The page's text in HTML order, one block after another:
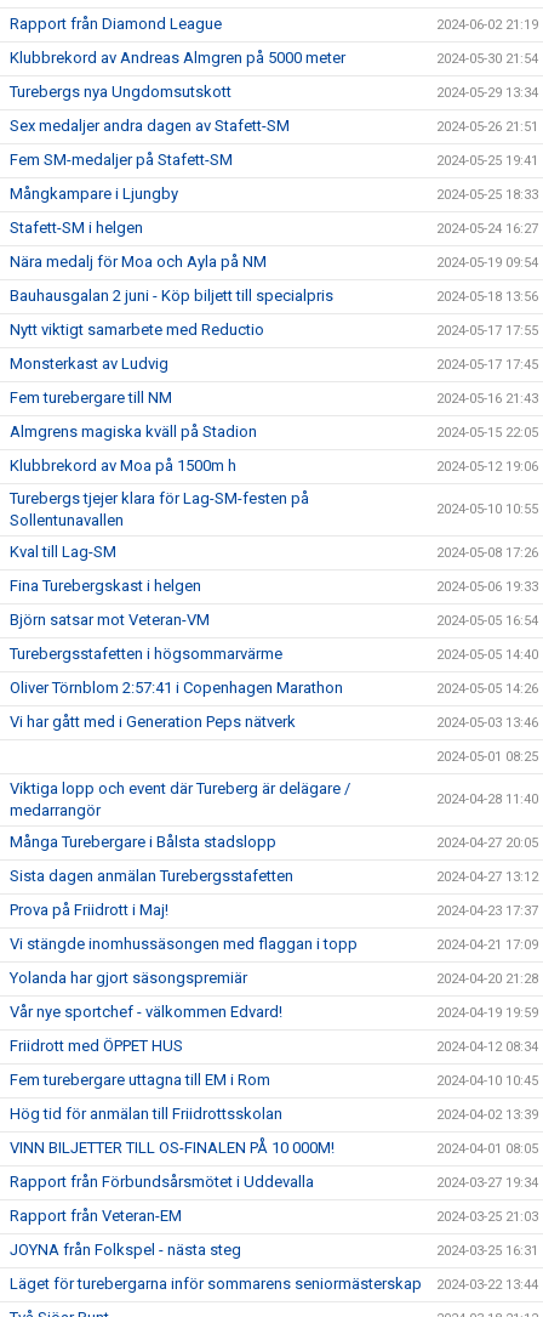
Rapport från Diamond League 2024-06-02 21:19
Klubbrekord av Andreas Almgren på 5000 meter 2024-05-30 21:54
Turebergs nya Ungdomsutskott 2024-05-29 13:34
Sex medaljer andra dagen av Stafett-SM 2024-05-26 21:51
Fem SM-medaljer på Stafett-SM 2024-05-25 19:41
Mångkampare i Ljungby 2024-05-25 18:33
Stafett-SM i helgen 2024-05-24 16:27
Nära medalj för Moa och Ayla på NM 2024-05-19 09:54
Bauhausgalan 2 juni - Köp biljett till specialpris 2024-05-18 13:56
Nytt viktigt samarbete med Reductio 2024-05-17 17:55
Monsterkast av Ludvig 2024-05-17 17:45
Fem turebergare till NM 2024-05-16 21:43
Almgrens magiska kväll på Stadion 2024-05-15 22:05
Klubbrekord av Moa på 1500m h 2024-05-12 19:06
Turebergs tjejer klara för Lag-SM-festen på
Sollentunavallen
2024-05-10 10:55
Kval till Lag-SM 2024-05-08 17:26
Fina Turebergskast i helgen 2024-05-06 19:33
Björn satsar mot Veteran-VM 2024-05-05 16:54
Turebergsstafetten i högsommarvärme 2024-05-05 14:40
Oliver Törnblom 2:57:41 i Copenhagen Marathon 2024-05-05 14:26
Vi har gått med i Generation Peps nätverk 2024-05-03 13:46
2024-05-01 08:25
Viktiga lopp och event där Tureberg är delägare /
medarrangör
2024-04-28 11:40
Många Turebergare i Bålsta stadslopp 2024-04-27 20:05
Sista dagen anmälan Turebergsstafetten 2024-04-27 13:12
Prova på Friidrott i Maj! 2024-04-23 17:37
Vi stängde inomhussäsongen med flaggan i topp 2024-04-21 17:09
Yolanda har gjort säsongspremiär 2024-04-20 21:28
Vår nye sportchef - välkommen Edvard! 2024-04-19 19:59
Friidrott med ÖPPET HUS 2024-04-12 08:34
Fem turebergare uttagna till EM i Rom 2024-04-10 10:45
Hög tid för anmälan till Friidrottsskolan 2024-04-02 13:39
VINN BILJETTER TILL OS-FINALEN PÅ 10 000M! 2024-04-01 08:05
Rapport från Förbundsårsmötet i Uddevalla 2024-03-27 19:34
Rapport från Veteran-EM 2024-03-25 21:03
JOYNA från Folkspel - nästa steg 2024-03-25 16:31
Läget för turebergarna inför sommarens seniormästerskap 2024-03-22 13:44